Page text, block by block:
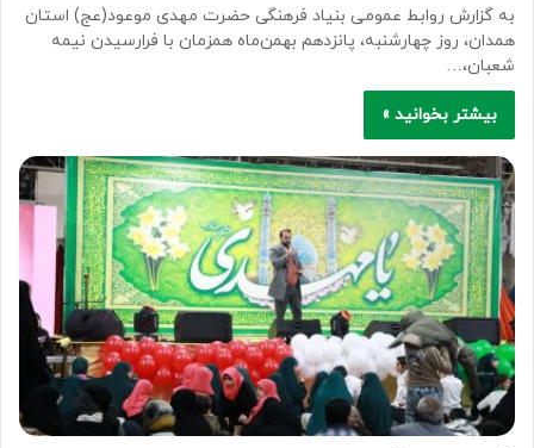
به گزارش روابط عمومی بنیاد فرهنگی حضرت مهدی موعود(عج) استان
همدان، روز چهارشنبه، پانزدهم بهمن‌ماه همزمان با فرارسیدن نیمه
شعبان،…
بیشتر بخوانید »